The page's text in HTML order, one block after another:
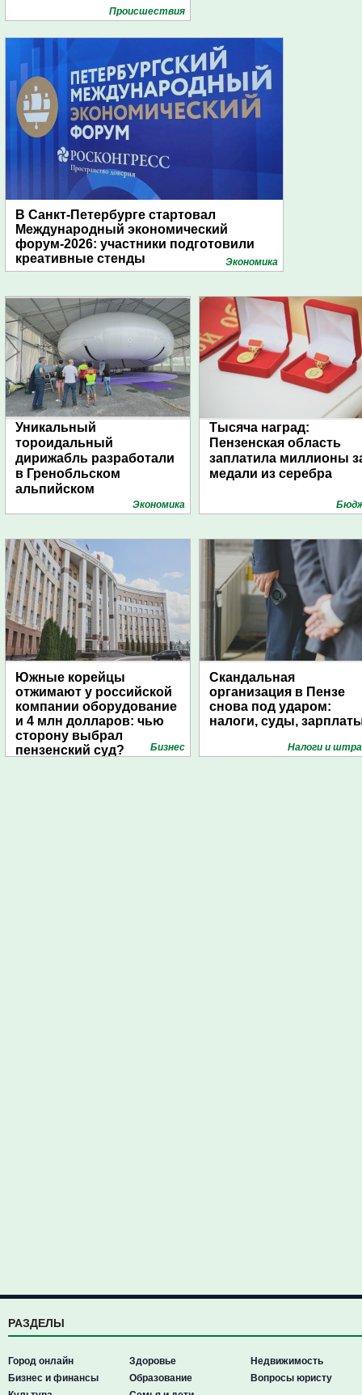
Проиcшествия
В Санкт-Петербурге стартовал
Международный экономический
форум-2026: участники подготовили
креативные стенды
Экономика
Уникальный
тороидальный
дирижабль разработали
в Гренобльском
альпийском
Экономика
Тысяча наград:
Пензенская область
заплатила миллионы
медали из серебра
Южные корейцы
отжимают у российской
компании оборудование
и 4 млн долларов: чью
сторону выбрал
пензенский суд?
Бизнес
Скандальная
организация в Пензе
снова под ударом:
налоги, суды,
Налоги и
РАЗДЕЛЫ
Город онлайн
Бизнес и финансы
Здоровье
Образование
Недвижимость
Вопросы юристу